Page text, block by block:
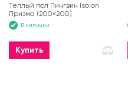
Теплый пол Пингвин Isolon
Призма (200×200)
В наличии
Купить